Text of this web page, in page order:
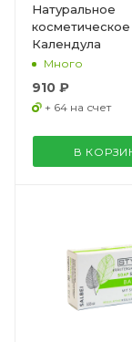
Натуральное
Календула
Много
910 ₽
+ 64 на счет
В